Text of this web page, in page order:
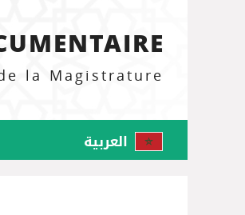
la Magistrature
العربية